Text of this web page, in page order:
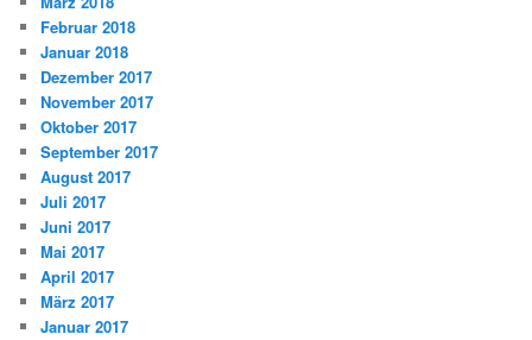
Februar 2018
Januar 2018
Dezember 2017
November 2017
Oktober 2017
September 2017
August 2017
Juli 2017
Juni 2017
Mai 2017
April 2017
März 2017
Januar 2017